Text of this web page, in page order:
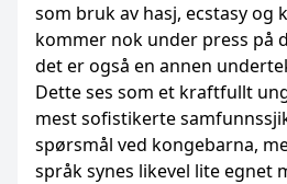
som bruk av hasj, ecstasy og
kommer nok under press på
det er også en annen
Dette ses som et kraftfullt
mest sofistikerte
spørsmål ved kongebarna,
språk synes likevel lite egnet